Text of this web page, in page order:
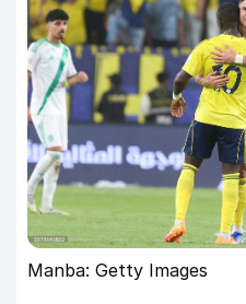
Manba: Getty Images